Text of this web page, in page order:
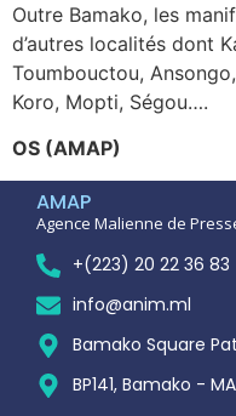
Outre Bamako, les
d’autres localités dont
Toumbouctou,
Koro, Mopti, Ségou….
OS (AMAP)
AMAP
Agence Malienne de
+(223) 20 22 36 83
info@anim.ml
Bamako Square
BP141, Bamako -